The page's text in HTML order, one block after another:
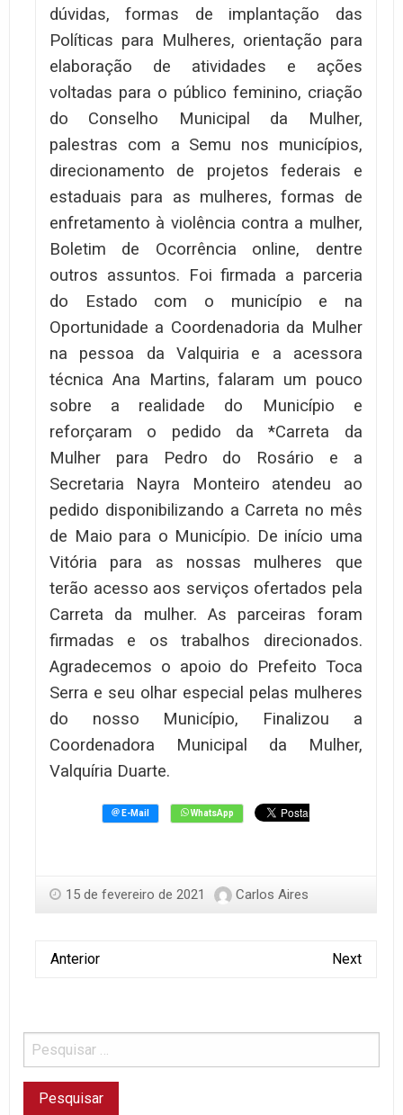
dúvidas, formas de implantação das
Políticas para Mulheres, orientação para
elaboração de atividades e ações
voltadas para o público feminino, criação
do Conselho Municipal da Mulher,
palestras com a Semu nos municípios,
direcionamento de projetos federais e
estaduais para as mulheres, formas de
enfretamento à violência contra a mulher,
Boletim de Ocorrência online, dentre
outros assuntos. Foi firmada a parceria
do Estado com o município e na
Oportunidade a Coordenadoria da Mulher
na pessoa da Valquiria e a acessora
técnica Ana Martins, falaram um pouco
sobre a realidade do Município e
reforçaram o pedido da *Carreta da
Mulher para Pedro do Rosário e a
Secretaria Nayra Monteiro atendeu ao
pedido disponibilizando a Carreta no mês
de Maio para o Município. De início uma
Vitória para as nossas mulheres que
terão acesso aos serviços ofertados pela
Carreta da mulher. As parceiras foram
firmadas e os trabalhos direcionados.
Agradecemos o apoio do Prefeito Toca
Serra e seu olhar especial pelas mulheres
do nosso Município, Finalizou a
Coordenadora Municipal da Mulher,
Valquíria Duarte.
15 de fevereiro de 2021 Carlos Aires
Anterior Next